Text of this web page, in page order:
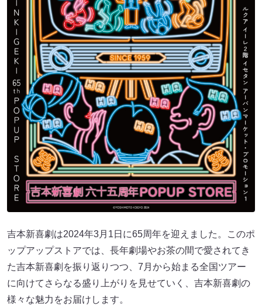
吉本新喜劇は2024年3月1日に65周年を迎えました。このポ
ップアップストアでは、長年劇場やお茶の間で愛されてき
た吉本新喜劇を振り返りつつ、7月から始まる全国ツアー
に向けてさらなる盛り上がりを見せていく、吉本新喜劇の
様々な魅力をお届けします。